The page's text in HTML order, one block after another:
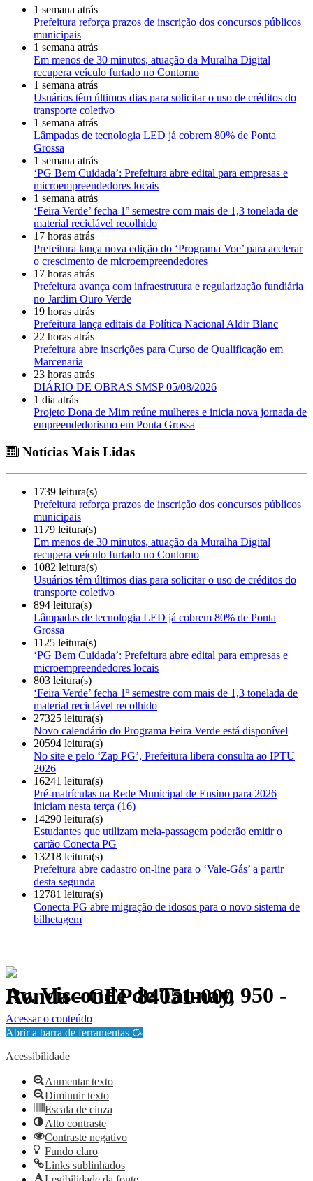
1 semana atrás
Prefeitura reforça prazos de inscrição dos concursos públicos
municipais
1 semana atrás
Em menos de 30 minutos, atuação da Muralha Digital
recupera veículo furtado no Contorno
1 semana atrás
Usuários têm últimos dias para solicitar o uso de créditos do
transporte coletivo
1 semana atrás
Lâmpadas de tecnologia LED já cobrem 80% de Ponta
Grossa
1 semana atrás
‘PG Bem Cuidada’: Prefeitura abre edital para empresas e
microempreendedores locais
1 semana atrás
‘Feira Verde’ fecha 1º semestre com mais de 1,3 tonelada de
material reciclável recolhido
17 horas atrás
Prefeitura lança nova edição do ‘Programa Voe’ para acelerar
o crescimento de microempreendedores
17 horas atrás
Prefeitura avança com infraestrutura e regularização fundiária
no Jardim Ouro Verde
19 horas atrás
Prefeitura lança editais da Política Nacional Aldir Blanc
22 horas atrás
Prefeitura abre inscrições para Curso de Qualificação em
Marcenaria
23 horas atrás
DIÁRIO DE OBRAS SMSP 05/08/2026
1 dia atrás
Projeto Dona de Mim reúne mulheres e inicia nova jornada de
empreendedorismo em Ponta Grossa
Notícias Mais Lidas
1739 leitura(s)
Prefeitura reforça prazos de inscrição dos concursos públicos
municipais
1179 leitura(s)
Em menos de 30 minutos, atuação da Muralha Digital
recupera veículo furtado no Contorno
1082 leitura(s)
Usuários têm últimos dias para solicitar o uso de créditos do
transporte coletivo
894 leitura(s)
Lâmpadas de tecnologia LED já cobrem 80% de Ponta
Grossa
1125 leitura(s)
‘PG Bem Cuidada’: Prefeitura abre edital para empresas e
microempreendedores locais
803 leitura(s)
‘Feira Verde’ fecha 1º semestre com mais de 1,3 tonelada de
material reciclável recolhido
27325 leitura(s)
Novo calendário do Programa Feira Verde está disponível
20594 leitura(s)
No site e pelo ‘Zap PG’, Prefeitura libera consulta ao IPTU
2026
16241 leitura(s)
Pré-matrículas na Rede Municipal de Ensino para 2026
iniciam nesta terça (16)
14290 leitura(s)
Estudantes que utilizam meia-passagem poderão emitir o
cartão Conecta PG
13218 leitura(s)
Prefeitura abre cadastro on-line para o ‘Vale-Gás’ a partir
desta segunda
12781 leitura(s)
Conecta PG abre migração de idosos para o novo sistema de
bilhetagem
Av. Visconde de Taunay, 950 - Ronda - CEP 84051-000
Política de Privacidade.
Acessar o conteúdo
Abrir a barra de ferramentas
Acessibilidade
Aumentar texto
Diminuir texto
Escala de cinza
Alto contraste
Contraste negativo
Fundo claro
Links sublinhados